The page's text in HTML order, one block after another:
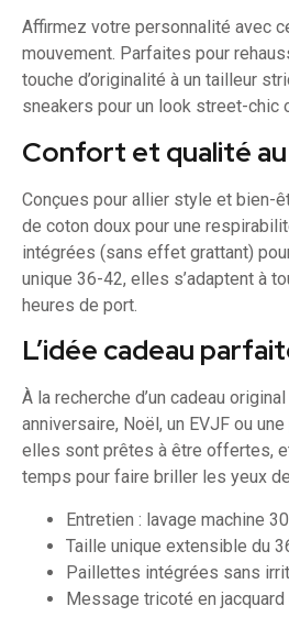
Affirmez votre personnalité avec
mouvement. Parfaites pour
touche d’originalité à un tailleur
sneakers pour un look street-chic
Confort et qualité
Conçues pour allier style et bien-
de coton doux pour une
intégrées (sans effet grattant)
unique 36-42, elles s’adaptent à
heures de port.
L’idée cadeau
À la recherche d’un cadeau
anniversaire, Noël, un EVJF ou
elles sont prêtes à être offertes,
temps pour faire briller les yeux
Entretien : lavage machine
Taille unique extensible du
Paillettes intégrées sans
Message tricoté en